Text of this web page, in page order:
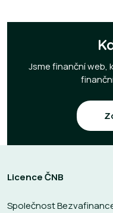
Jsme finanční web,
Licence ČNB
Společnost